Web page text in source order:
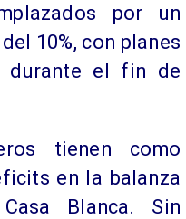
por un
10%, con planes
durante el fin de
tienen como
en la balanza
Blanca. Sin